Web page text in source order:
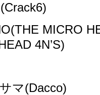
MICRO
4N’S)
マ(Dacco)